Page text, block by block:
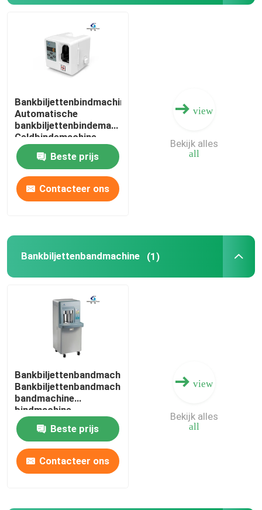
Fabriekstocht
Neem contact met ons op
nieuws
Alle Gevallen
Vraag een offerte aan
Bankbiljetten sorteren
Bankbiljetten telmachine
bankbiljettenbindmachine
Bankbiljettenbandmachine
Munt sorteren machine
Overige bankproducten
Bankbiljettenbindmachine
Automatische
bankbiljettenbindemachine
Geldbindemachine
Bankbiljettenbundelbindemachine
Beste prijs
Contacteer ons
view
all
Bekijk alles
Bankbiljettenbandmachine (1)
Bankbiljettenbandmachine
Bankbiljettenbandmachine
bandmachine
bindmachine
automatische
bandmachine
bandmachine
Beste prijs
Contacteer ons
view
all
Bekijk alles